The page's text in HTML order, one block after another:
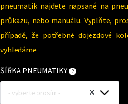
pneumatik najdete napsané na
průkazu, nebo manuálu. Vyplňte,
případě, že potřebné dojezdové
vyhledáme.
ŠÍŘKA PNEUMATIKY
- vyberte prosím -